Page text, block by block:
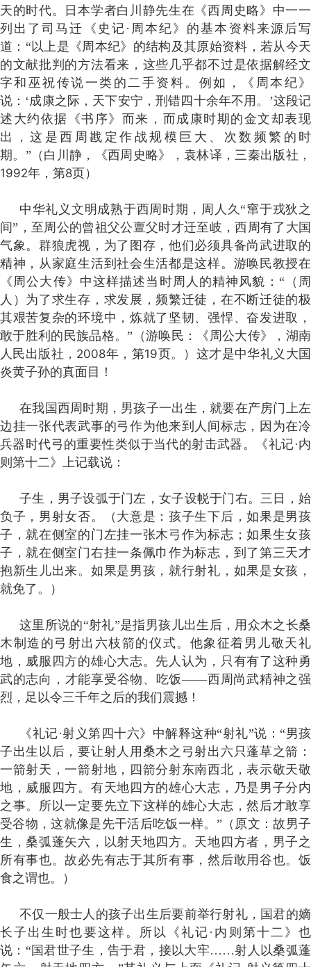
天的时代。日本学者白川静先生在《西周史略》中一一
列出了司马迁《史记·周本纪》的基本资料来源后写
道：“以上是《周本纪》的结构及其原始资料，若从今天
的文献批判的方法看来，这些几乎都不过是依据解经文
字和巫祝传说一类的二手资料。例如，《周本纪》
说：‘成康之际，天下安宁，刑错四十余年不用。’这段记
述大约依据《书序》而来，而成康时期的金文却表现
出，这是西周戡定作战规模巨大、次数频繁的时
期。”（白川静，《西周史略》，袁林译，三秦出版社，
1992年，第8页）
中华礼义文明成熟于西周时期，周人久“窜于戎狄之
间”，至周公的曾祖父公亶父时才迁至岐，西周有了大国
气象。群狼虎视，为了图存，他们必须具备尚武进取的
精神，从家庭生活到社会生活都是这样。游唤民教授在
《周公大传》中这样描述当时周人的精神风貌：“（周
人）为了求生存，求发展，频繁迁徒，在不断迁徒的极
其艰苦复杂的环境中，炼就了坚韧、强悍、奋发进取，
敢于胜利的民族品格。” （游唤民：《周公大传》，湖南
人民出版社， 2008年，第19页。）这才是中华礼义大国
炎黄子孙的真面目！
在我国西周时期，男孩子一出生，就要在产房门上左
边挂一张代表武事的弓作为他来到人间标志，因为在冷
兵器时代弓的重要性类似于当代的射击武器。《礼记·内
则第十二》上记载说：
子生，男子设弧于门左，女子设帨于门右。三日，始
负子，男射女否。（大意是：孩子生下后，如果是男孩
子，就在侧室的门左挂一张木弓作为标志；如果生女孩
子，就在侧室门右挂一条佩巾作为标志，到了第三天才
抱新生儿出来。如果是男孩，就行射礼，如果是女孩，
就免了。）
这里所说的“射礼”是指男孩儿出生后，用众木之长桑
木制造的弓射出六枝箭的仪式。他象征着男儿敬天礼
地，威服四方的雄心大志。先人认为，只有有了这种勇
武的志向，才能享受谷物、吃饭——西周尚武精神之强
烈，足以令三千年之后的我们震撼！
《礼记·射义第四十六》中解释这种“射礼”说：“男孩
子出生以后，要让射人用桑木之弓射出六只蓬草之箭：
一箭射天，一箭射地，四箭分射东南西北，表示敬天敬
地，威服四方。有天地四方的雄心大志，乃是男子分内
之事。所以一定要先立下这样的雄心大志，然后才敢享
受谷物，这就像是先干活后吃饭一样。”（原文：故男子
生，桑弧蓬矢六，以射天地四方。天地四方者，男子之
所有事也。故必先有志于其所有事，然后敢用谷也。饭
食之谓也。）
不仅一般士人的孩子出生后要前举行射礼，国君的嫡
长子出生时也要这样。所以《礼记·内则第十二》也
说：“国君世子生，告于君，接以大牢……射人以桑弧蓬